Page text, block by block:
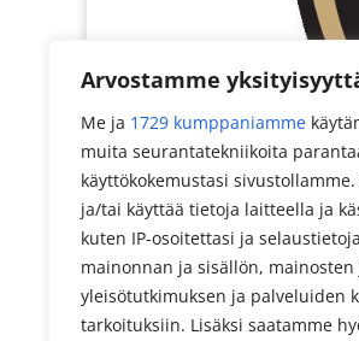
Arvostamme
Me ja 1729 kumppaniamme
muita seurantatekniikoita
käyttökokemustasi
ja/tai käyttää tietoja laitteella ja
kuten IP-osoitettasi ja
mainonnan ja sisällön,
yleisötutkimuksen ja palveluiden
tarkoituksiin. Lisäksi saatamme